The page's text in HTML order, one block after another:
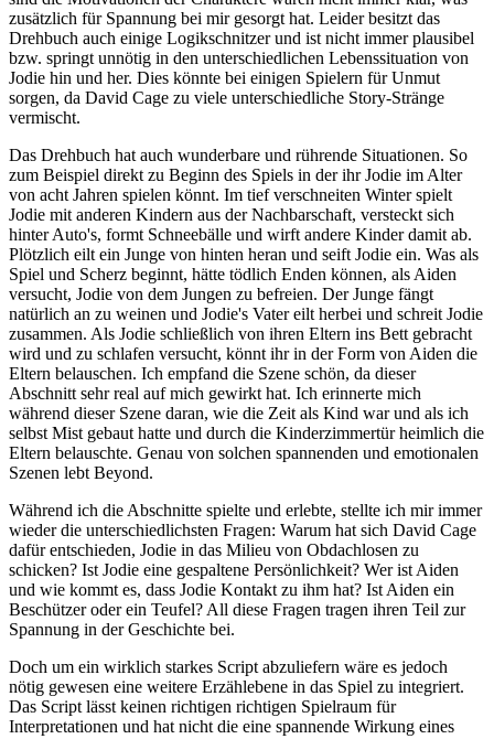
zusätzlich für Spannung bei mir gesorgt hat. Leider besitzt das
Drehbuch auch einige Logikschnitzer und ist nicht immer plausibel
bzw. springt unnötig in den unterschiedlichen Lebenssituation von
Jodie hin und her. Dies könnte bei einigen Spielern für Unmut
sorgen, da David Cage zu viele unterschiedliche Story-Stränge
vermischt.
Das Drehbuch hat auch wunderbare und rührende Situationen. So
zum Beispiel direkt zu Beginn des Spiels in der ihr Jodie im Alter
von acht Jahren spielen könnt. Im tief verschneiten Winter spielt
Jodie mit anderen Kindern aus der Nachbarschaft, versteckt sich
hinter Auto's, formt Schneebälle und wirft andere Kinder damit ab.
Plötzlich eilt ein Junge von hinten heran und seift Jodie ein. Was als
Spiel und Scherz beginnt, hätte tödlich Enden können, als Aiden
versucht, Jodie von dem Jungen zu befreien. Der Junge fängt
natürlich an zu weinen und Jodie's Vater eilt herbei und schreit Jodie
zusammen. Als Jodie schließlich von ihren Eltern ins Bett gebracht
wird und zu schlafen versucht, könnt ihr in der Form von Aiden die
Eltern belauschen. Ich empfand die Szene schön, da dieser
Abschnitt sehr real auf mich gewirkt hat. Ich erinnerte mich
während dieser Szene daran, wie die Zeit als Kind war und als ich
selbst Mist gebaut hatte und durch die Kinderzimmertür heimlich die
Eltern belauschte. Genau von solchen spannenden und emotionalen
Szenen lebt Beyond.
Während ich die Abschnitte spielte und erlebte, stellte ich mir immer
wieder die unterschiedlichsten Fragen: Warum hat sich David Cage
dafür entschieden, Jodie in das Milieu von Obdachlosen zu
schicken? Ist Jodie eine gespaltene Persönlichkeit? Wer ist Aiden
und wie kommt es, dass Jodie Kontakt zu ihm hat? Ist Aiden ein
Beschützer oder ein Teufel? All diese Fragen tragen ihren Teil zur
Spannung in der Geschichte bei.
Doch um ein wirklich starkes Script abzuliefern wäre es jedoch
nötig gewesen eine weitere Erzählebene in das Spiel zu integriert.
Das Script lässt keinen richtigen richtigen Spielraum für
Interpretationen und hat nicht die eine spannende Wirkung eines